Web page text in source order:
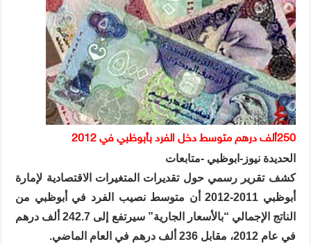
250ألف درهم متوسط دخل الفرد بأبوظبي في 2012
الحديدة نيوز-ابوظبي -متابعات
كشف تقرير رسمي حول تقديرات المتغيرات الاقتصادية لإمارة
أبوظبي 2011-2012 أن متوسط نصيب الفرد في أبوظبي من
الناتج الإجمالي “بالأسعار الجارية” سيرتفع إلى 242.7 ألف درهم
في عام 2012، مقابل 236 ألف درهم في العام الماضي.